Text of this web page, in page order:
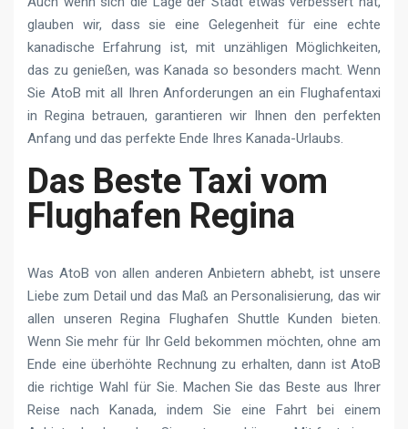
glauben wir, dass sie eine Gelegenheit für eine echte
kanadische Erfahrung ist, mit unzähligen Möglichkeiten,
das zu genießen, was Kanada so besonders macht. Wenn
Sie AtoB mit all Ihren Anforderungen an ein Flughafentaxi
in Regina betrauen, garantieren wir Ihnen den perfekten
Anfang und das perfekte Ende Ihres Kanada-Urlaubs.
Das Beste Taxi vom
Flughafen Regina
Was AtoB von allen anderen Anbietern abhebt, ist unsere
Liebe zum Detail und das Maß an Personalisierung, das wir
allen unseren Regina Flughafen Shuttle Kunden bieten.
Wenn Sie mehr für Ihr Geld bekommen möchten, ohne am
Ende eine überhöhte Rechnung zu erhalten, dann ist AtoB
die richtige Wahl für Sie. Machen Sie das Beste aus Ihrer
Reise nach Kanada, indem Sie eine Fahrt bei einem